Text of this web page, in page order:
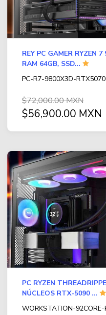
REY PC GAMER RYZEN
RAM 64GB, SSD...
PC-R7-9800X3D-
$72,000.00 MXN
$56,900.00 MXN
PC RYZEN
NÚCLEOS RTX-5090 ...
WORKSTATION-